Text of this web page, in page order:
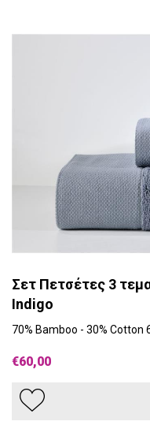
Σετ Πετσέτες 3
Indigo
70% Bamboo - 30% Cotton
€60,00